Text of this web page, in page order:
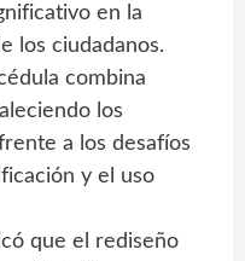
en la
los ciudadanos.
combina
los
a los desafíos
y el uso
que el rediseño